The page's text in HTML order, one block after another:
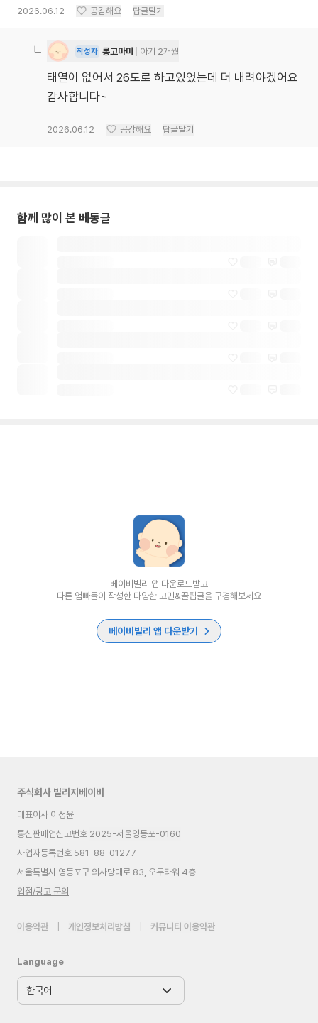
2026.06.12 공감해요 답글달기
작성자 롱고마미 아기 2개월
태열이 없어서 26도로 하고있었는데 더 내려야겠어요
감사합니다~
2026.06.12 공감해요 답글달기
함께 많이 본 베동글
베이비빌리 앱 다운로드받고
다른 엄빠들이 작성한 다양한 고민&꿀팁글을 구경해보세요
베이비빌리 앱 다운받기
주식회사 빌리지베이비
대표이사 이정윤
통신판매업신고번호 2025-서울영등포-0160
사업자등록번호 581-88-01277
서울특별시 영등포구 의사당대로 83, 오투타워 4층
입점/광고 문의
이용약관 개인정보처리방침 커뮤니티 이용약관
Language